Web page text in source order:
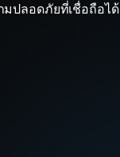
มปลอดภัยที่เชื่อถือได้